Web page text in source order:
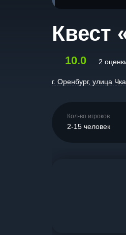
Квест
10.0 2
г. Оренбург, улица
Кол-во игроков
2-15 человек